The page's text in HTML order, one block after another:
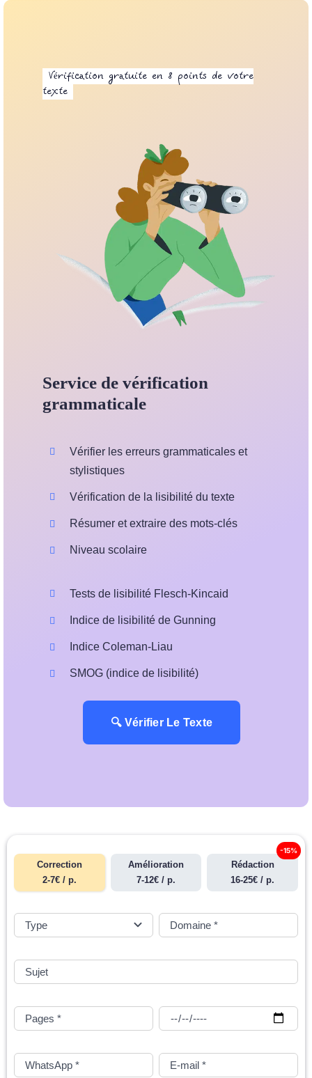
Vérification gratuite en 8 points de votre
texte
Service de vérification
grammaticale
Vérifier les erreurs grammaticales et
stylistiques
Vérification de la lisibilité du texte
Résumer et extraire des mots-clés
Niveau scolaire
Tests de lisibilité Flesch-Kincaid
Indice de lisibilité de Gunning
Indice Coleman-Liau
SMOG (indice de lisibilité)
🔍 Vérifier Le Texte
Correction
2-7€ / p.
Amélioration
7-12€ / p.
Rédaction
16-25€ / p.
-15%